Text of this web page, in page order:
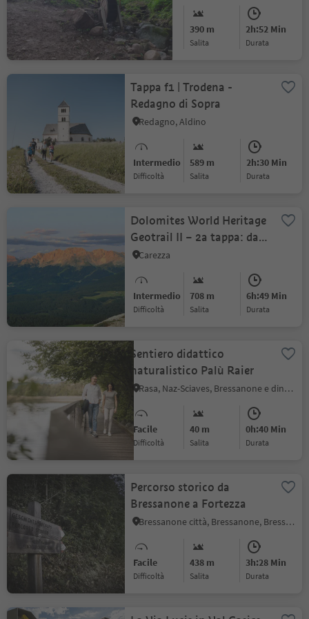
Facile
Difficoltà
390 m
Salita
2h:52 Min
durata
Tappa f1 | Trodena -
Redagno di Sopra
Redagno, Aldino
Intermedio
Difficoltà
589 m
Salita
2h:30 Min
durata
Dolomites World Heritage
Geotrail II – 2a tappa: dal
Passo di Lavazè al Passo di
Carezza
Intermedio
Difficoltà
708 m
Salita
6h:49 Min
durata
Sentiero didattico
naturalistico Palù Raier
Rasa, Naz-Sciaves, Bressanone e dintorni
Facile
Difficoltà
40 m
Salita
0h:40 Min
durata
Percorso storico da
Bressanone a Fortezza
Bressanone città, Bressanone, Bressanone e dintorni
Facile
Difficoltà
438 m
Salita
3h:28 Min
durata